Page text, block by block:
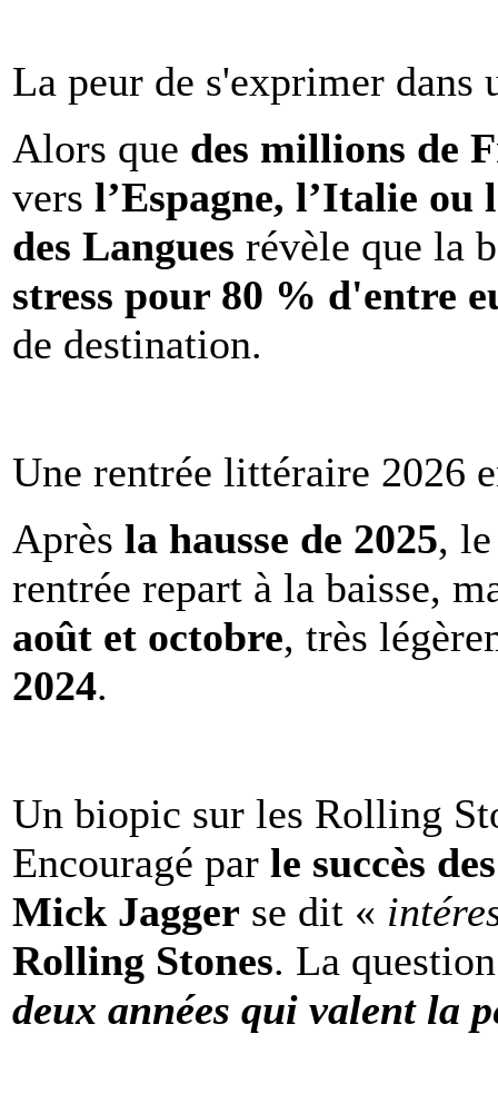
La peur de s'exprimer dans
Alors que des millions de
vers l’Espagne, l’Italie ou
des Langues révèle que la
stress pour 80 % d'entre
de destination.
Une rentrée littéraire 2026
Après la hausse de 2025,
rentrée repart à la baisse,
août et octobre, très
2024.
Un biopic sur les Rolling
Encouragé par le succès
Mick Jagger se dit «
Rolling Stones. La
deux années qui valent la